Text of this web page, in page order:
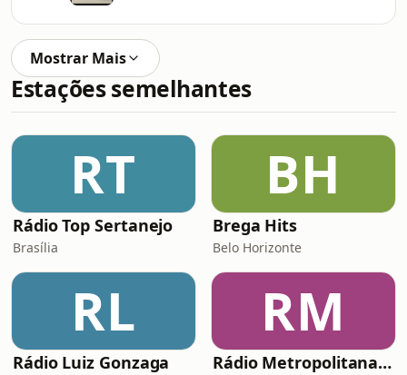
Mostrar Mais
Estações semelhantes
RT
Rádio Top Sertanejo
Brasília
BH
Brega Hits
Belo Horizonte
RL
Rádio Luiz Gonzaga
RM
Rádio Metropolitana POP